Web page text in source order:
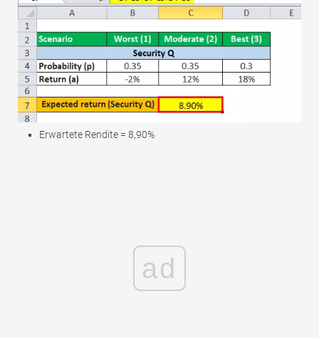
Erwartete Rendite = 8,90%
ad